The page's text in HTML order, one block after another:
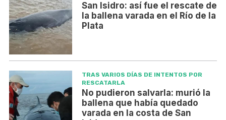
San Isidro: así fue el rescate de
la ballena varada en el Río de la
Plata
TRAS VARIOS DÍAS DE INTENTOS POR
RESCATARLA
No pudieron salvarla: murió la
ballena que había quedado
varada en la costa de San